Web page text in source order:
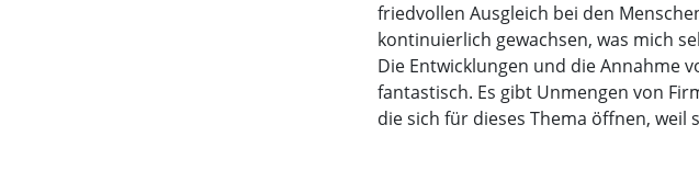
friedvollen Ausgleich bei den
kontinuierlich gewachsen, was mich
Die Entwicklungen und die Annahme
fantastisch. Es gibt Unmengen von
die sich für dieses Thema öffnen, weil